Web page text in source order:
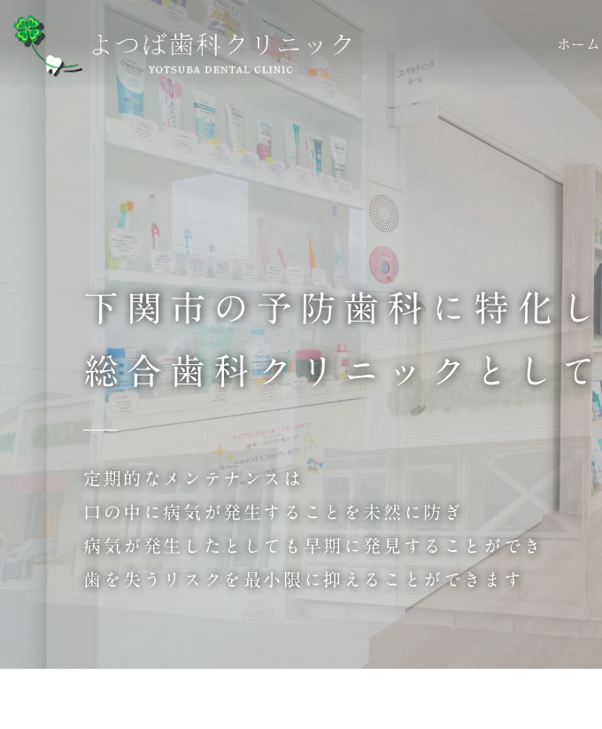
ホーム
医院コンセプト
メン
矯正
ホワ
親知
下関市の予防歯科に特化し
総合歯科クリニックとし
定期的なメンテナンスは
口の中に病気が発生することを未然に防ぎ
病気が発生したとしても早期に発見することができ
歯を失うリスクを最小限に抑えることができます